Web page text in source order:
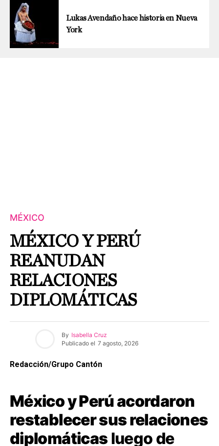
Lukas Avendaño hace historia en Nueva
York
MÉXICO
MÉXICO Y PERÚ
REANUDAN
RELACIONES
DIPLOMÁTICAS
By Isabella Cruz
Publicado el 7 agosto, 2026
Redacción/Grupo Cantón
México y Perú acordaron
restablecer sus relaciones
diplomáticas luego de